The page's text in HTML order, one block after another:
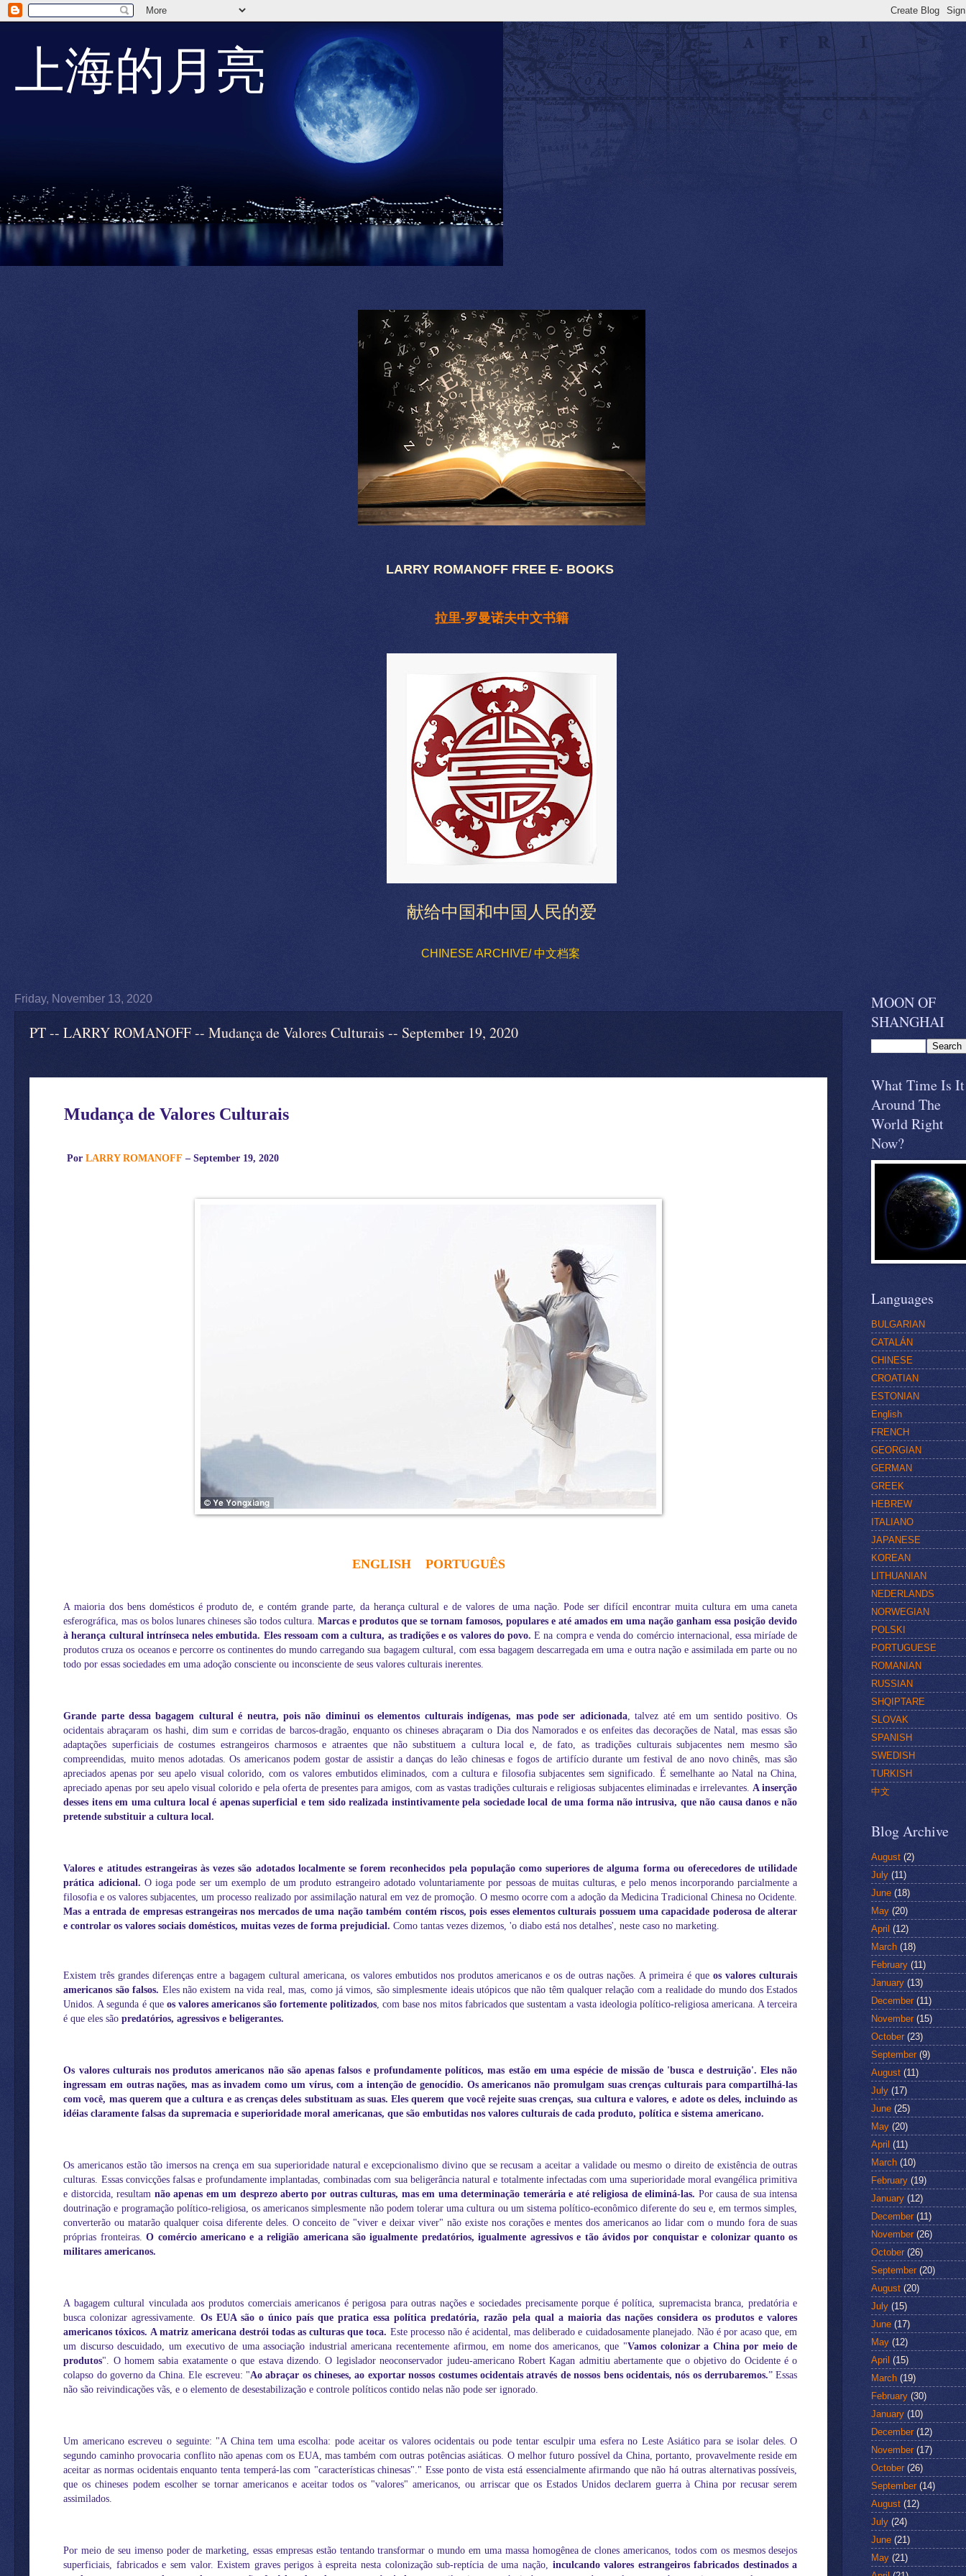
上海的月亮
LARRY ROMANOFF FREE E- BOOKS
拉里-罗曼诺夫中文书籍
献给中国和中国人民的爱
CHINESE ARCHIVE/ 中文档案
Friday, November 13, 2020
PT -- LARRY ROMANOFF -- Mudança de Valores Culturais -- September 19, 2020
Mudança de Valores Culturais
Por LARRY ROMANOFF – September 19, 2020
ENGLISH PORTUGUÊS
A maioria dos bens domésticos é produto de, e contém grande parte, da herança cultural e de valores de uma nação. Pode ser difícil encontrar muita cultura em uma caneta
esferográfica, mas os bolos lunares chineses são todos cultura.Marcas e produtos que se tornam famosos, populares e até amados em uma nação ganham essa posição devido
à herança cultural intrínseca neles embutida. Eles ressoam com a cultura, as tradições e os valores do povo. E na compra e venda do comércio internacional, essa miríade de
produtos cruza os oceanos e percorre os continentes do mundo carregando sua bagagem cultural, com essa bagagem descarregada em uma e outra nação e assimilada em parte ou no
todo por essas sociedades em uma adoção consciente ou inconsciente de seus valores culturais inerentes.
Grande parte dessa bagagem cultural é neutra, pois não diminui os elementos culturais indígenas, mas pode ser adicionada, talvez até em um sentido positivo. Os
ocidentais abraçaram os hashi, dim sum e corridas de barcos-dragão, enquanto os chineses abraçaram o Dia dos Namorados e os enfeites das decorações de Natal, mas essas são
adaptações superficiais de costumes estrangeiros charmosos e atraentes que não substituem a cultura local e, de fato, as tradições culturais subjacentes nem mesmo são
compreendidas, muito menos adotadas. Os americanos podem gostar de assistir a danças do leão chinesas e fogos de artifício durante um festival de ano novo chinês, mas são
apreciados apenas por seu apelo visual colorido, com os valores embutidos eliminados, com a cultura e filosofia subjacentes sem significado. É semelhante ao Natal na China,
apreciado apenas por seu apelo visual colorido e pela oferta de presentes para amigos, com as vastas tradições culturais e religiosas subjacentes eliminadas e irrelevantes. A inserção
desses itens em uma cultura local é apenas superficial e tem sido realizada instintivamente pela sociedade local de uma forma não intrusiva, que não causa danos e não
pretende substituir a cultura local.
Valores e atitudes estrangeiras às vezes são adotados localmente se forem reconhecidos pela população como superiores de alguma forma ou oferecedores de utilidade
prática adicional. O ioga pode ser um exemplo de um produto estrangeiro adotado voluntariamente por pessoas de muitas culturas, e pelo menos incorporando parcialmente a
filosofia e os valores subjacentes, um processo realizado por assimilação natural em vez de promoção. O mesmo ocorre com a adoção da Medicina Tradicional Chinesa no Ocidente.
Mas a entrada de empresas estrangeiras nos mercados de uma nação também contém riscos, pois esses elementos culturais possuem uma capacidade poderosa de alterar
e controlar os valores sociais domésticos, muitas vezes de forma prejudicial.Como tantas vezes dizemos, 'o diabo está nos detalhes', neste caso no marketing.
Existem três grandes diferenças entre a bagagem cultural americana, os valores embutidos nos produtos americanos e os de outras nações. A primeira é queos valores culturais
americanos são falsos. Eles não existem na vida real, mas, como já vimos, são simplesmente ideais utópicos que não têm qualquer relação com a realidade do mundo dos Estados
Unidos. A segunda é que os valores americanos são fortemente politizados , com base nos mitos fabricados que sustentam a vasta ideologia político-religiosa americana. A terceira
é que eles sãopredatórios, agressivos e beligerantes.
Os valores culturais nos produtos americanos não são apenas falsos e profundamente políticos, mas estão em uma espécie de missão de 'busca e destruição'. Eles não
ingressam em outras nações, mas as invadem como um vírus, com a intenção de genocídio. Os americanos não promulgam suas crenças culturais para compartilhá-las
com você, mas querem que a cultura e as crenças deles substituam as suas. Eles querem que você rejeite suas crenças, sua cultura e valores, e adote os deles, incluindo as
idéias claramente falsas da supremacia e superioridade moral americanas, que são embutidas nos valores culturais de cada produto, política e sistema americano.
Os americanos estão tão imersos na crença em sua superioridade natural e excepcionalismo divino que se recusam a aceitar a validade ou mesmo o direito de existência de outras
culturas. Essas convicções falsas e profundamente implantadas, combinadas com sua beligerância natural e totalmente infectadas com uma superioridade moral evangélica primitiva
e distorcida, resultam não apenas em um desprezo aberto por outras culturas, mas em uma determinação temerária e até religiosa de eliminá-las. Por causa de sua intensa
doutrinação e programação político-religiosa, os americanos simplesmente não podem tolerar uma cultura ou um sistema político-econômico diferente do seu e, em termos simples,
converterão ou matarão qualquer coisa diferente deles. O conceito de "viver e deixar viver" não existe nos corações e mentes dos americanos ao lidar com o mundo fora de suas
próprias fronteiras.O comércio americano e a religião americana são igualmente predatórios, igualmente agressivos e tão ávidos por conquistar e colonizar quanto os
militares americanos.
A bagagem cultural vinculada aos produtos comerciais americanos é perigosa para outras nações e sociedades precisamente porque é política, supremacista branca, predatória e
busca colonizar agressivamente. Os EUA são o único país que pratica essa política predatória, razão pela qual a maioria das nações considera os produtos e valores
americanos tóxicos. A matriz americana destrói todas as culturas que toca. Este processo não é acidental, mas deliberado e cuidadosamente planejado. Não é por acaso que, em
um discurso descuidado, um executivo de uma associação industrial americana recentemente afirmou, em nome dos americanos, que "Vamos colonizar a China por meio de
produtos". O homem sabia exatamente o que estava dizendo. O legislador neoconservador judeu-americano Robert Kagan admitiu abertamente que o objetivo do Ocidente é o
colapso do governo da China. Ele escreveu: "Ao abraçar os chineses, ao exportar nossos costumes ocidentais através de nossos bens ocidentais, nós os derrubaremos.” Essas
não são reivindicações vãs, e o elemento de desestabilização e controle políticos contido nelas não pode ser ignorado.
Um americano escreveu o seguinte: "A China tem uma escolha: pode aceitar os valores ocidentais ou pode tentar esculpir uma esfera no Leste Asiático para se isolar deles. O
segundo caminho provocaria conflito não apenas com os EUA, mas também com outras potências asiáticas. O melhor futuro possível da China, portanto, provavelmente reside em
aceitar as normas ocidentais enquanto tenta temperá-las com "características chinesas"." Esse ponto de vista está essencialmente afirmando que não há outras alternativas possíveis,
que os chineses podem escolher se tornar americanos e aceitar todos os "valores" americanos, ou arriscar que os Estados Unidos declarem guerra à China por recusar serem
assimilados.
Por meio de seu imenso poder de marketing, essas empresas estão tentando transformar o mundo em uma massa homogênea de clones americanos, todos com os mesmos desejos
superficiais, fabricados e sem valor. Existem graves perigos à espreita nesta colonização sub-reptícia de uma nação, inculcando valores estrangeiros fabricados destinados a
MOON OF
SHANGHAI
What Time Is It
Around The
World Right
Now?
Languages
BULGARIAN
CATALÁN
CHINESE
CROATIAN
ESTONIAN
English
FRENCH
GEORGIAN
GERMAN
GREEK
HEBREW
ITALIANO
JAPANESE
KOREAN
LITHUANIAN
NEDERLANDS
NORWEGIAN
POLSKI
PORTUGUESE
ROMANIAN
RUSSIAN
SHQIPTARE
SLOVAK
SPANISH
SWEDISH
TURKISH
中文
Blog Archive
August (2)
July (11)
June (18)
May (20)
April (12)
March (18)
February (11)
January (13)
December(11)
November(15)
October(23)
September(9)
August (11)
July (17)
June (25)
May (20)
April (11)
March (10)
February (19)
January (12)
December(11)
November(26)
October(26)
September(20)
August (20)
July (15)
June (17)
May (12)
April (15)
March (19)
February (30)
January (10)
December(12)
November(17)
October(26)
September(14)
August (12)
July (24)
June (21)
May (21)